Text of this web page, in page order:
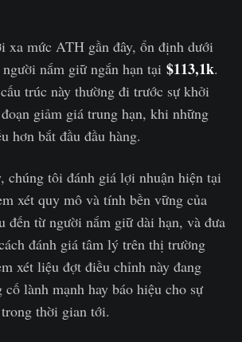
xa mức ATH gần đây, ổn định dưới
nắm giữ ngắn hạn tại $113,1k.
trúc này thường đi trước sự khởi
giảm giá trung hạn, khi những
hơn bắt đầu đầu hàng.
chúng tôi đánh giá lợi nhuận hiện tại
xét quy mô và tính bền vững của
đến từ người nắm giữ dài hạn, và đưa
đánh giá tâm lý trên thị trường
xét liệu đợt điều chỉnh này đang
cố lành mạnh hay báo hiệu cho sự
thời gian tới.